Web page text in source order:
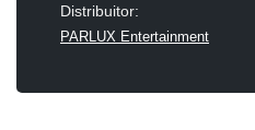
Distribuitor:
PARLUX Entertainment